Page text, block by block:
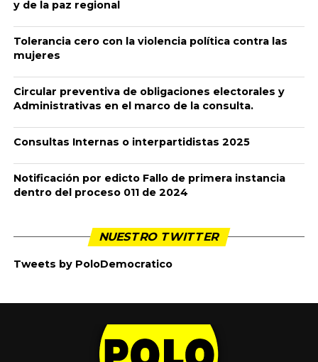
RENDICIÓN DE CUENTAS ELECCIONES
CONGRESO DE LA REPÚBLICA MARZO 08 DE 2026
durante el proceso de RENDICIÓN DE CUENTAS de su campaña
a elecciones de congreso del 08 de marzo de 2026